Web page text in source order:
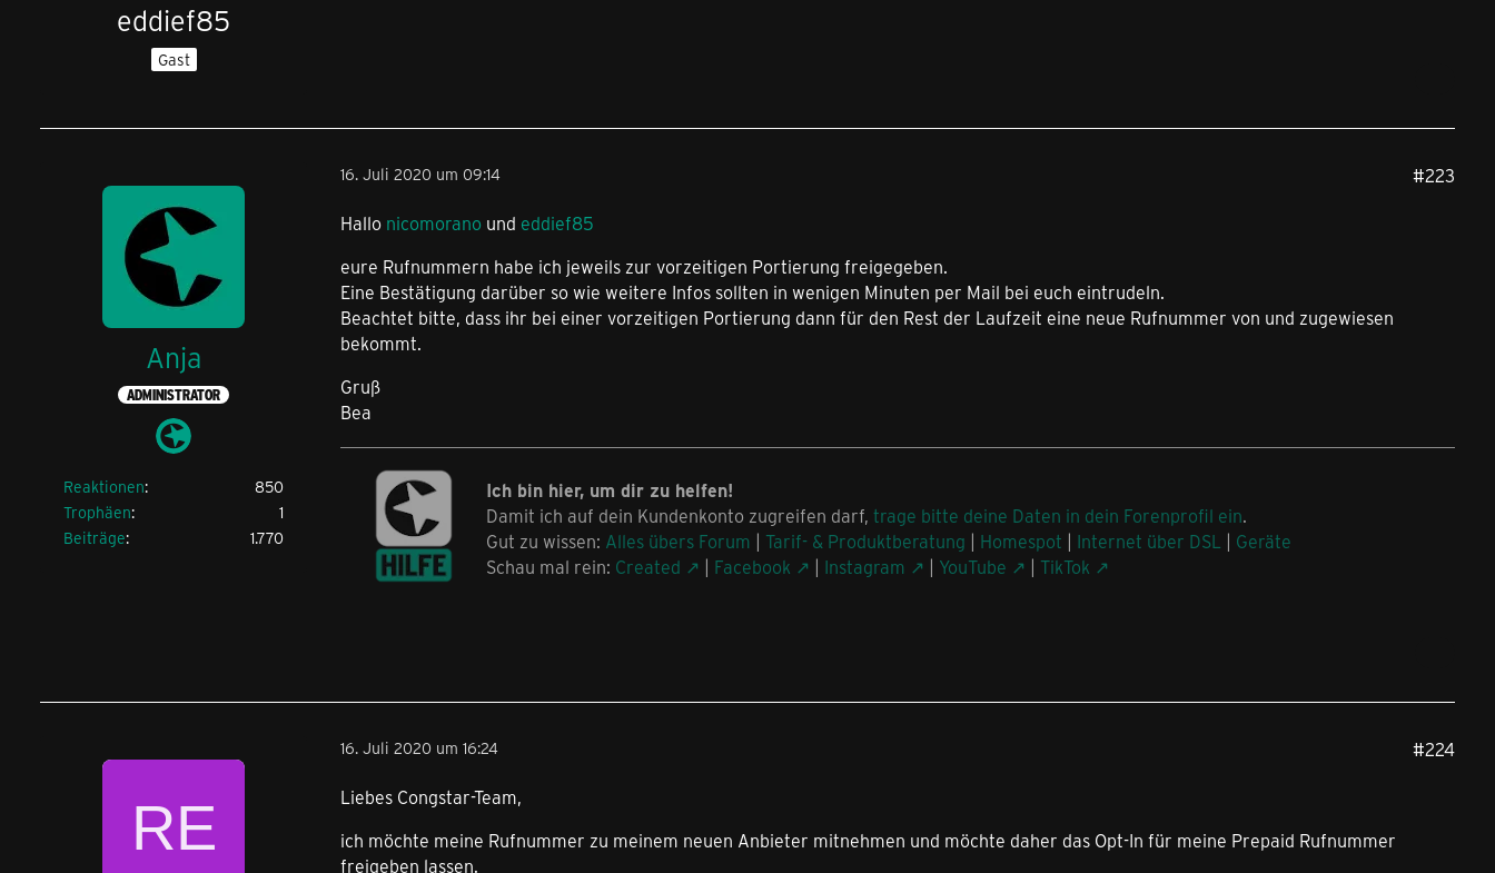
eddief85
Gast
Anja
ADMINISTRATOR
Reaktionen
850
Trophäen
1
Beiträge
1.770
16. Juli 2020 um 09:14 #223
Hallo nicomorano und eddief85
eure Rufnummern habe ich jeweils zur vorzeitigen Portierung freigegeben.
Eine Bestätigung darüber so wie weitere Infos sollten in wenigen Minuten per Mail bei euch eintrudeln.
Beachtet bitte, dass ihr bei einer vorzeitigen Portierung dann für den Rest der Laufzeit eine neue Rufnummer von und zugewiesen
bekommt.
Gruß
Bea
Ich bin hier, um dir zu helfen!
Damit ich auf dein Kundenkonto zugreifen darf, trage bitte deine Daten in dein Forenprofil ein.
Gut zu wissen: Alles übers Forum | Tarif- & Produktberatung | Homespot | Internet über DSL | Geräte
Schau mal rein: Created | Facebook | Instagram | YouTube | TikTok
16. Juli 2020 um 16:24 #224
Liebes Congstar-Team,
ich möchte meine Rufnummer zu meinem neuen Anbieter mitnehmen und möchte daher das Opt-In für meine Prepaid Rufnummer
freigeben lassen.